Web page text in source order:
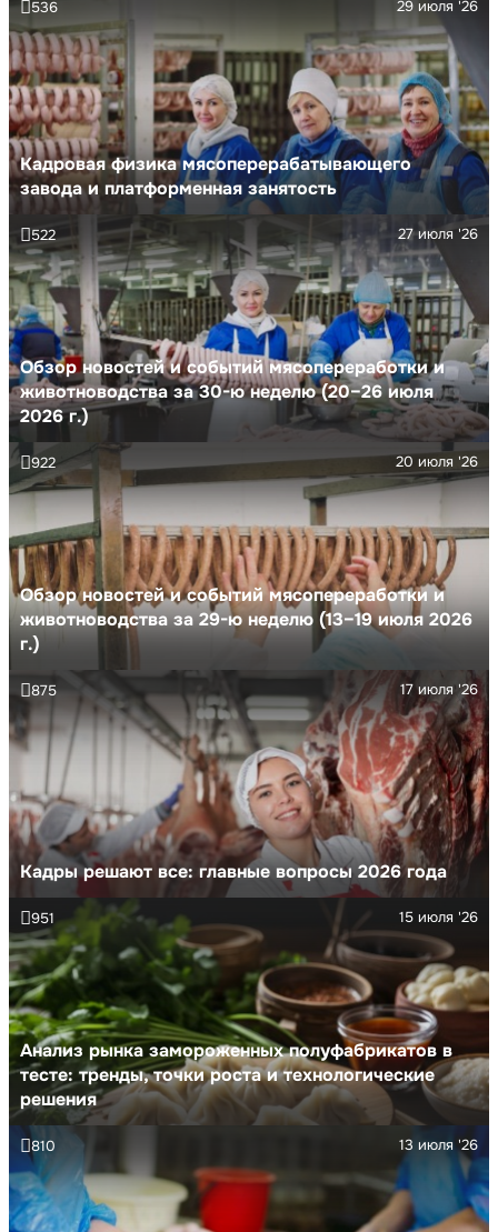
Кадровая физика мясоперерабатывающего
завода и платформенная занятость
29 июля '26
536
Обзор новостей и событий мясопереработки и
животноводства за 30-ю неделю (20–26 июля
2026 г.)
27 июля '26
522
Обзор новостей и событий мясопереработки и
животноводства за 29-ю неделю (13–19 июля 2026
г.)
20 июля '26
922
Кадры решают все: главные вопросы 2026 года
17 июля '26
875
Анализ рынка замороженных полуфабрикатов в
тесте: тренды, точки роста и технологические
решения
15 июля '26
951
13 июля '26
810